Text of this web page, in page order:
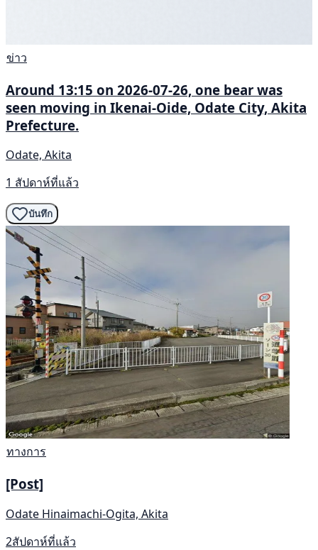
ข่าว
Around 13:15 on 2026-07-26, one bear was
seen moving in Ikenai-Oide, Odate City, Akita
Prefecture.
Odate, Akita
1 สัปดาห์ที่แล้ว
บันทึก
ทางการ
[Post]
Odate Hinaimachi-Ogita, Akita
2สัปดาห์ที่แล้ว